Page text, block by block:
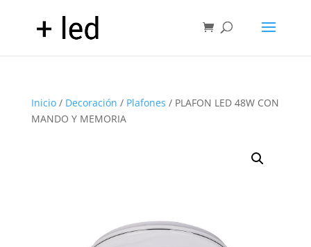
Inicio/ Decoración / Plafones / PLAFON LED 48W CON
MANDO Y MEMORIA